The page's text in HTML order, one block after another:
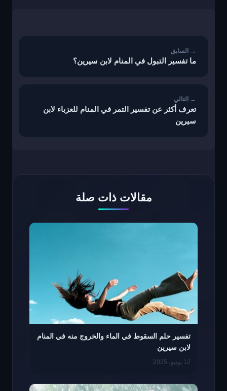
ما تفسير التبول في المنام لابن سيرين؟
تعرف أكثر عن تفسير التمر في المنام للعزباء لابن
سيرين
مقالات ذات صلة
تفسير حلم السقوط في الماء والخروج منه في المنام
لابن سيرين
12 يونيو، 2025